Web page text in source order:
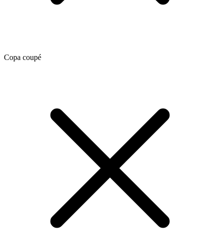
Copa coupé